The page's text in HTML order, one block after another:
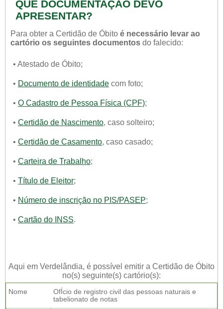
QUE DOCUMENTAÇÃO DEVO
APRESENTAR?
Para obter a Certidão de Óbito é necessário levar ao
cartório os seguintes documentos do falecido:
• Atestado de Óbito;
• Documento de identidade com foto;
• O Cadastro de Pessoa Física (CPF);
• Certidão de Nascimento, caso solteiro;
• Certidão de Casamento, caso casado;
• Carteira de Trabalho;
• Título de Eleitor;
• Número de inscrição no PIS/PASEP;
• Cartão do INSS.
Aqui em Verdelândia, é possível emitir a Certidão de Óbito
no(s) seguinte(s) cartório(s):
Nome
OfÍcio de registro civil das pessoas naturais e
tabelionato de notas